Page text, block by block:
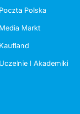
Poczta Polska
Media Markt
Kaufland
Uczelnie I Akademiki